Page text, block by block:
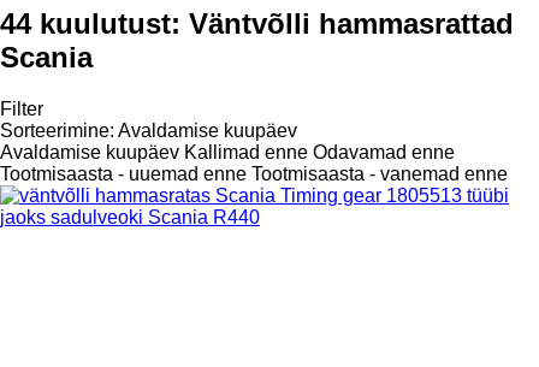
44 kuulutust: Väntvõlli hammasrattad
Scania
Filter
Sorteerimine: Avaldamise kuupäev
Avaldamise kuupäev Kallimad enne Odavamad enne
Tootmisaasta - uuemad enne Tootmisaasta - vanemad enne